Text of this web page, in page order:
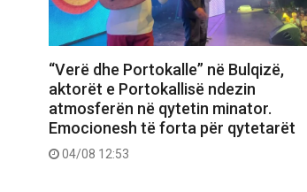
“Verë dhe Portokalle” në Bulqizë,
aktorët e Portokallisë ndezin
atmosferën në qytetin minator.
Emocionesh të forta për qytetarët
04/08 12:53